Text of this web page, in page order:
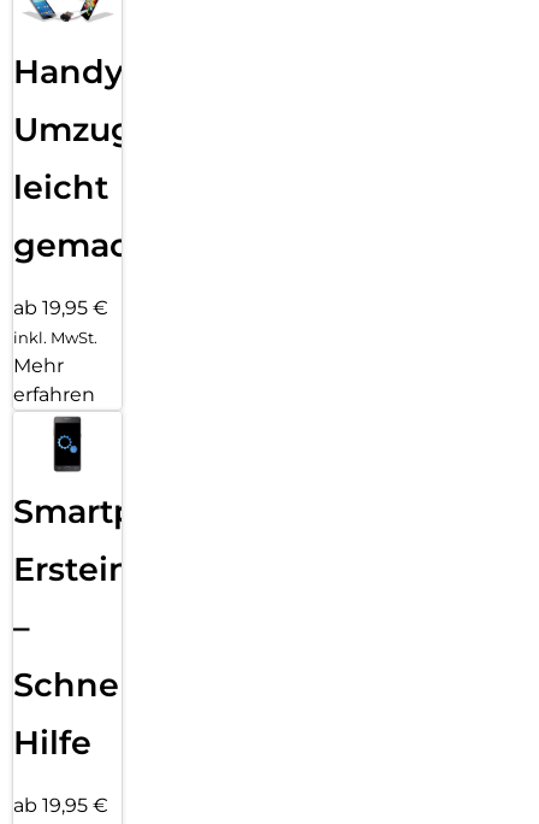
Handy
Umzug
leicht
gemacht!
ab 19,95 €
inkl. MwSt.
Mehr
erfahren
Smartphone
Ersteinrichtung
–
Schnelle
Hilfe
ab 19,95 €